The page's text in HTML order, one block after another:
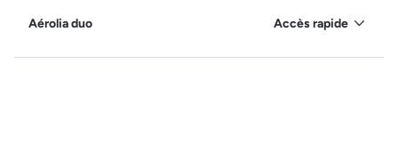
Aérolia duo Accès rapide